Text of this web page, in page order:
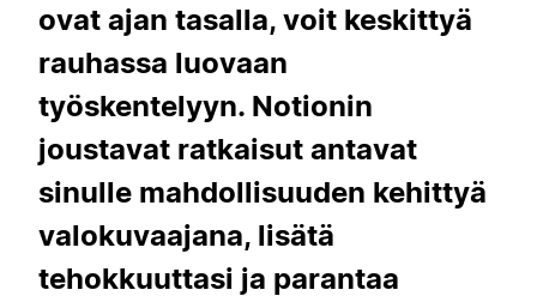
ovat ajan tasalla, voit keskittyä
rauhassa luovaan
työskentelyyn. Notionin
joustavat ratkaisut antavat
sinulle mahdollisuuden kehittyä
valokuvaajana, lisätä
tehokkuuttasi ja parantaa